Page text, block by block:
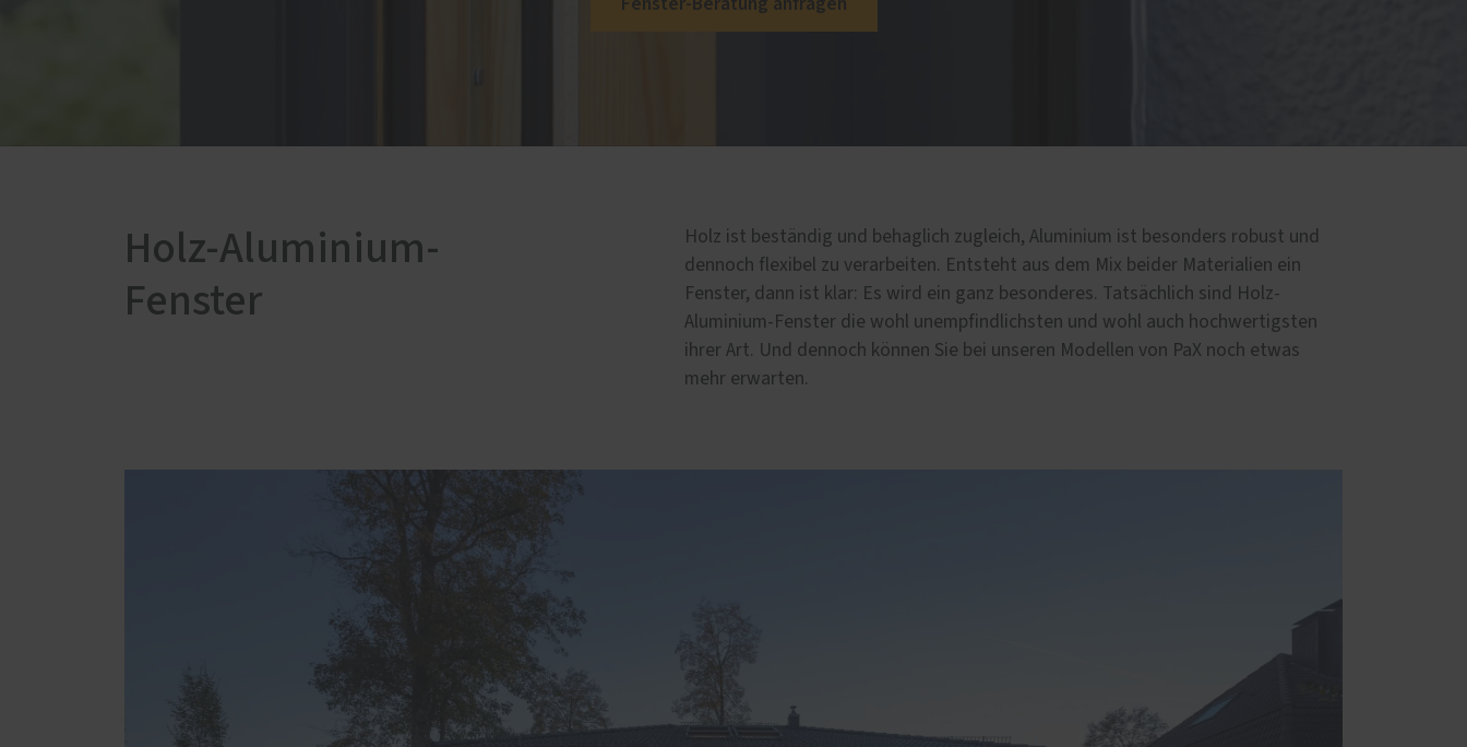
Förderung für Fenster und
Haustüren
Holz-Aluminium-
Fenster
Holz ist beständig und behaglich zugleich, Aluminium ist besonders robust und
dennoch flexibel zu verarbeiten. Entsteht aus dem Mix beider Materialien ein
Fenster, dann ist klar: Es wird ein ganz besonderes. Tatsächlich sind Holz-
Aluminium-Fenster die wohl unempfindlichsten und wohl auch hochwertigsten
ihrer Art. Und dennoch können Sie bei unseren Modellen von PaX noch etwas
mehr erwarten.